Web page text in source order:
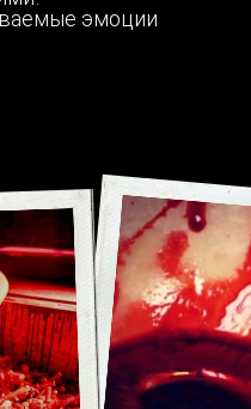
эмоции